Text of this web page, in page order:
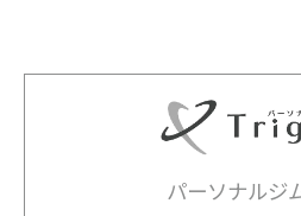
パーソナルジ